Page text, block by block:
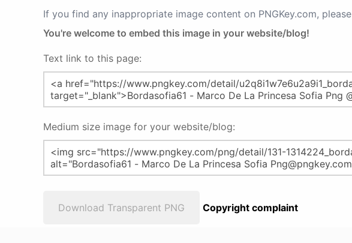
If you find any inappropriate image content on PNGKey.com, please
You're welcome to embed this image in your website/blog!
Text link to this page:
Medium size image for your website/blog:
Download Transparent PNG Copyright complaint